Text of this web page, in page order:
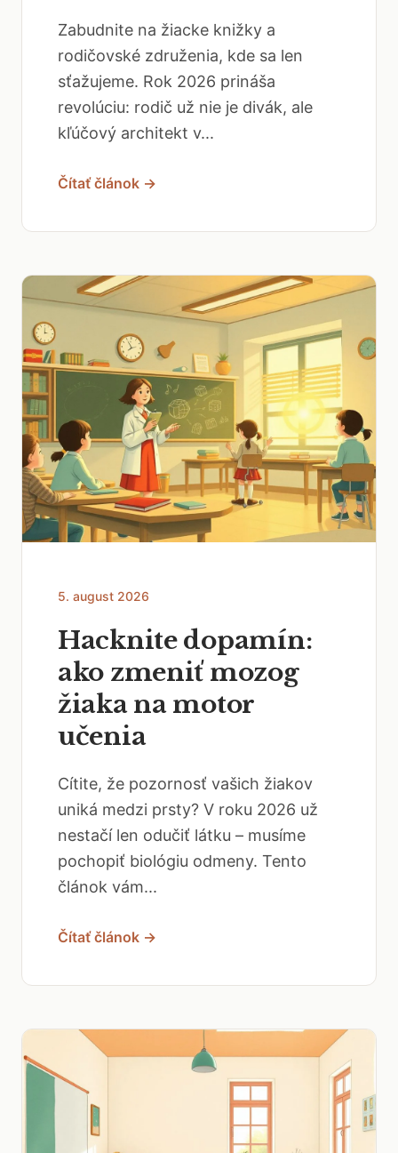
Zabudnite na žiacke knižky a
rodičovské združenia, kde sa len
sťažujeme. Rok 2026 prináša
revolúciu: rodič už nie je divák, ale
kľúčový architekt v...
Čítať článok →
5. august 2026
Hacknite dopamín:
ako zmeniť mozog
žiaka na motor
učenia
Cítite, že pozornosť vašich žiakov
uniká medzi prsty? V roku 2026 už
nestačí len odučiť látku – musíme
pochopiť biológiu odmeny. Tento
článok vám...
Čítať článok →